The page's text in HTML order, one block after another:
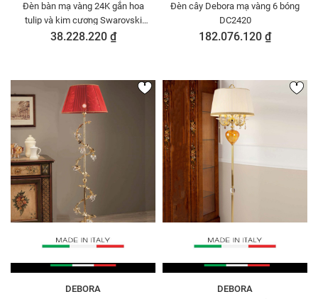
Đèn bàn mạ vàng 24K gắn hoa
tulip và kim cương Swarovski
Cevik 3NQ.L/100/OW
38.228.220 ₫
Đèn cây Debora mạ vàng 6 bóng
DC2420
182.076.120 ₫
DEBORA
DEBORA